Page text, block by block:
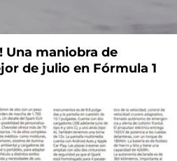
Una maniobra de
de julio en Fórmula 1